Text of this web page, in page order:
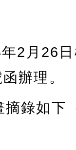
年2 月 26
辦理。
摘錄如下